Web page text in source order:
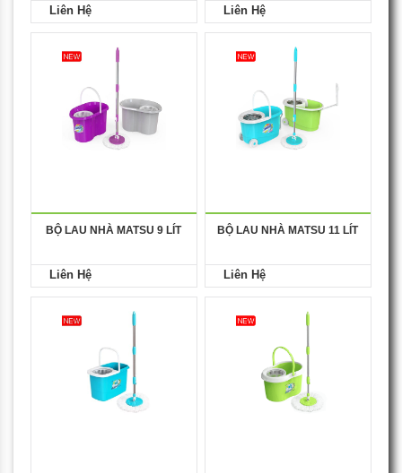
Liên Hệ Liên Hệ
BỘ LAU NHÀ MATSU 9 LÍT
Liên Hệ
BỘ LAU NHÀ MATSU 11 LÍT
Liên Hệ